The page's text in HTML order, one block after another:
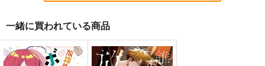
サンプル
カート
サンプル
カート
デート日和
もっとみてみてチェッ
一緒に買われている商品